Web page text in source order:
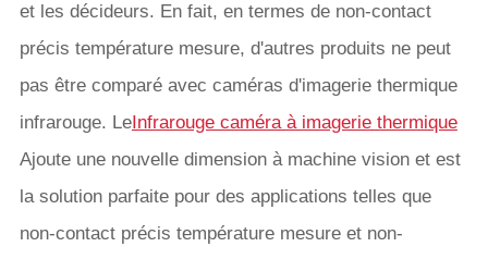
et les décideurs. En fait, en termes de non-contact
précis température mesure, d'autres produits ne peut
pas être comparé avec caméras d'imagerie thermique
infrarouge. LeInfrarouge caméra à imagerie thermique
Ajoute une nouvelle dimension à machine vision et est
la solution parfaite pour des applications telles que
non-contact précis température mesure et non-